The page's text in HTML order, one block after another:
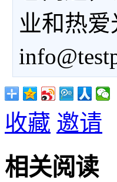
业和热
收藏 邀请
相关阅读